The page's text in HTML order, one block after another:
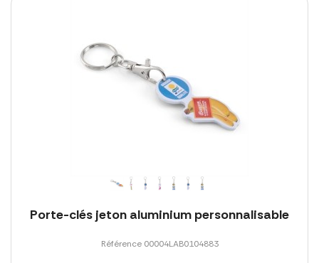
Porte-clés jeton aluminium personnalisable
Référence 00004LAB0104883